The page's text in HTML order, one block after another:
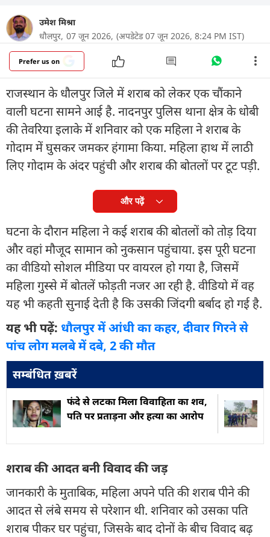
उमेश मिश्रा
धौलपुर, 07 जून 2026, (अपडेटेड 07 जून 2026, 8:24 PM IST)
Prefer us on
राजस्थान के धौलपुर जिले में शराब को लेकर एक चौंकाने
वाली घटना सामने आई है. नादनपुर पुलिस थाना क्षेत्र के धोबी
की तेवरिया इलाके में शनिवार को एक महिला ने शराब के
गोदाम में घुसकर जमकर हंगामा किया. महिला हाथ में लाठी
लिए गोदाम के अंदर पहुंची और शराब की बोतलों पर टूट पड़ी.
और पढ़ें
घटना के दौरान महिला ने कई शराब की बोतलों को तोड़ दिया
और वहां मौजूद सामान को नुकसान पहुंचाया. इस पूरी घटना
का वीडियो सोशल मीडिया पर वायरल हो गया है, जिसमें
महिला गुस्से में बोतलें फोड़ती नजर आ रही है. वीडियो में वह
यह भी कहती सुनाई देती है कि उसकी जिंदगी बर्बाद हो गई है.
यह भी पढ़ें: धौलपुर में आंधी का कहर, दीवार गिरने से
पांच लोग मलबे में दबे, 2 की मौत
सम्बंधित ख़बरें
फंदे से लटका मिला विवाहिता का शव,
पति पर प्रताड़ना और हत्या का आरोप
शराब की आदत बनी विवाद की जड़
जानकारी के मुताबिक, महिला अपने पति की शराब पीने की
आदत से लंबे समय से परेशान थी. शनिवार को उसका पति
शराब पीकर घर पहुंचा, जिसके बाद दोनों के बीच विवाद बढ़